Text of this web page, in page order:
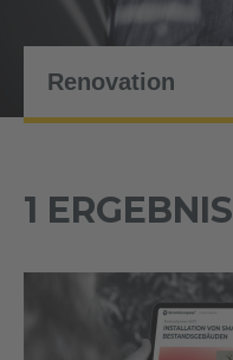
1 ERGEBNIS